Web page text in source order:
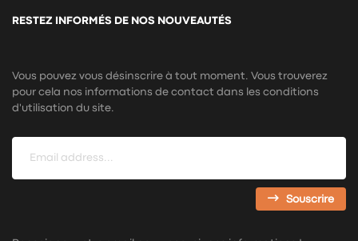
RESTEZ INFORMÉS DE NOS NOUVEAUTÉS
Vous pouvez vous désinscrire à tout moment. Vous trouverez
pour cela nos informations de contact dans les conditions
d'utilisation du site.
Souscrire